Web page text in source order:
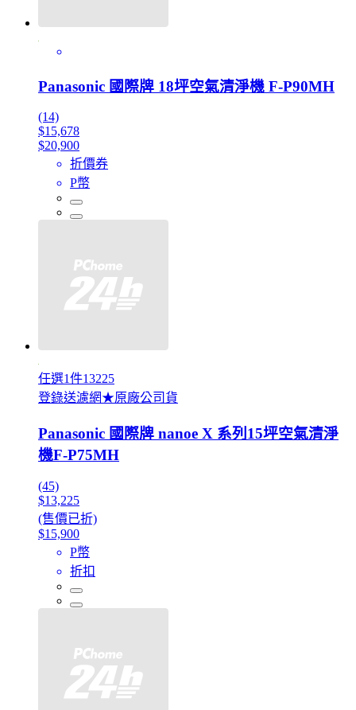
Panasonic 國際牌 18坪空氣清淨機 F-P90MH
(14)
$15,678
$20,900
折價券
P幣
任選1件13225
登錄送濾網★原廠公司貨
Panasonic 國際牌 nanoe X 系列15坪空氣清淨
機F-P75MH
(45)
$13,225
(售價已折)
$15,900
P幣
折扣